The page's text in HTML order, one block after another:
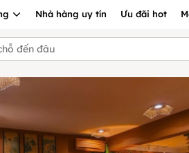
Nhà hàng uy tín Ưu đãi hot